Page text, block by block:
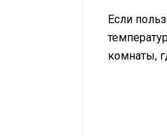
Если
комнаты,